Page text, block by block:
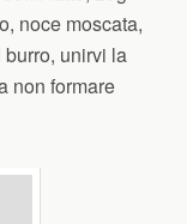
noce moscata,
unirvi la
non formare